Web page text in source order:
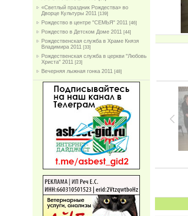
«Светлый праздник Рождества» во
Дворце Культуры 2011 [139]
Рождество в центре "СЕМЬЯ" 2011 [46]
Рождество в Детском Доме 2011 [44]
Рождественская служба в Храме Князя
Владимира 2011 [33]
Рождественская служба в церкви "Любовь
Христа" 2011 [23]
Вечерняя лыжная гонка 2011 [48]